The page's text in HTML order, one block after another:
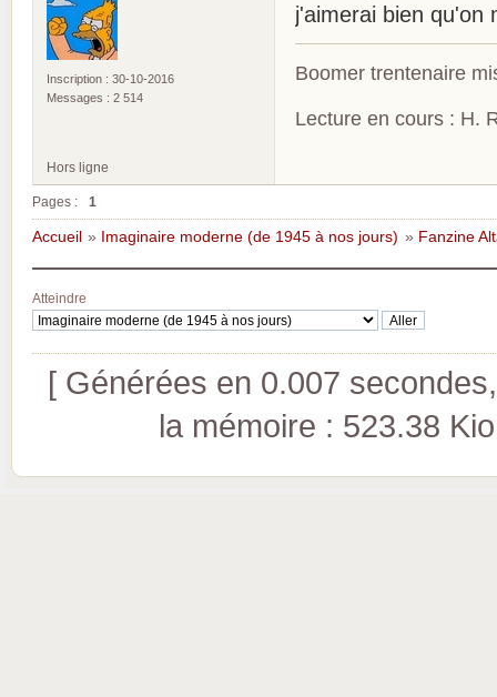
Inscription : 30-10-2016
Messages : 2 514
j'aimerai bien qu'on
Boomer trentenaire
Lecture en cours : H.
Hors ligne
Pages : 1
Accueil » Imaginaire moderne (de 1945 à nos jours) » Fanzine
Atteindre
[ Générées en 0.007
la mémoire : 523.38